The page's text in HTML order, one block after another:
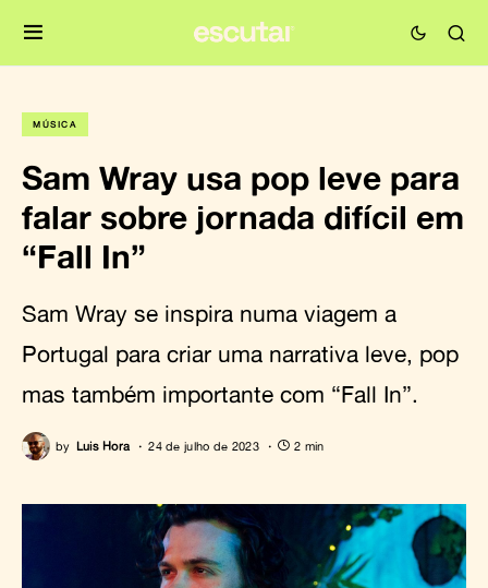
MÚSICA
Sam Wray usa pop leve para
falar sobre jornada difícil em
“Fall In”
Sam Wray se inspira numa viagem a
Portugal para criar uma narrativa leve, pop
mas também importante com “Fall In”.
by Luis Hora 24 de julho de 2023 2 min